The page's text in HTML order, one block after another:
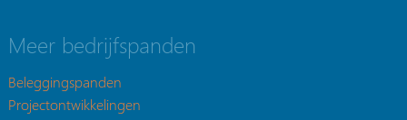
Meer bedrijfspanden
Beleggingspanden
Projectontwikkelingen